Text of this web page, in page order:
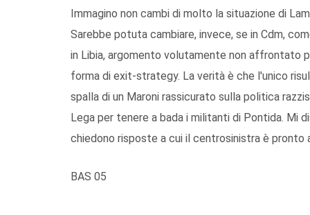
Immagino non cambi di molto la situazione di
Sarebbe potuta cambiare, invece, se in Cdm,
in Libia, argomento volutamente non affrontato
forma di exit-strategy. La verità è che l'unico
spalla di un Maroni rassicurato sulla politica
Lega per tenere a bada i militanti di Pontida. Mi
chiedono risposte a cui il centrosinistra è pronto
BAS 05